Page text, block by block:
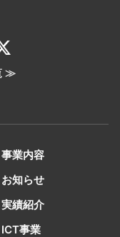
≫
事業内容
お知らせ
実績紹介
ICT事業